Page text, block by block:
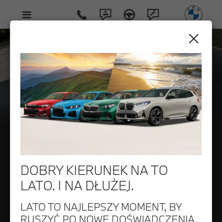
DOBRY KIERUNEK NA TO
LATO. I NA DŁUŻEJ.
LATO TO NAJLEPSZY MOMENT, BY
RUSZYĆ PO NOWE DOŚWIADCZENIA.
X3